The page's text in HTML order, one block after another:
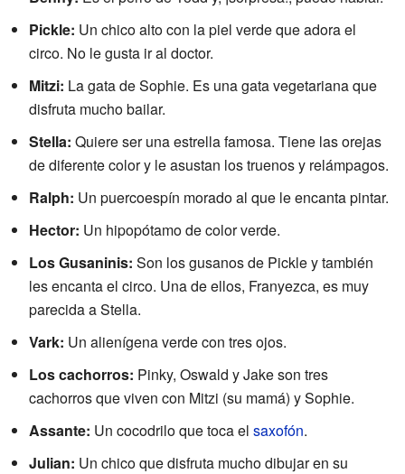
Pickle: Un chico alto con la piel verde que adora el
circo. No le gusta ir al doctor.
Mitzi: La gata de Sophie. Es una gata vegetariana que
disfruta mucho bailar.
Stella: Quiere ser una estrella famosa. Tiene las orejas
de diferente color y le asustan los truenos y relámpagos.
Ralph: Un puercoespín morado al que le encanta pintar.
Hector: Un hipopótamo de color verde.
Los Gusaninis: Son los gusanos de Pickle y también
les encanta el circo. Una de ellos, Franyezca, es muy
parecida a Stella.
Vark: Un alienígena verde con tres ojos.
Los cachorros: Pinky, Oswald y Jake son tres
cachorros que viven con Mitzi (su mamá) y Sophie.
Assante: Un cocodrilo que toca el saxofón.
Julian: Un chico que disfruta mucho dibujar en su